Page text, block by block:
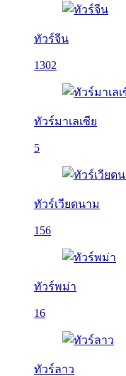
ทัวร์จีน
1302
ทัวร์มาเลเซีย
5
ทัวร์เวียดนาม
156
ทัวร์พม่า
16
ทัวร์ลาว